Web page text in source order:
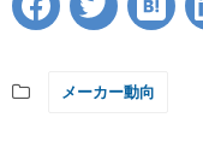
メーカー動向